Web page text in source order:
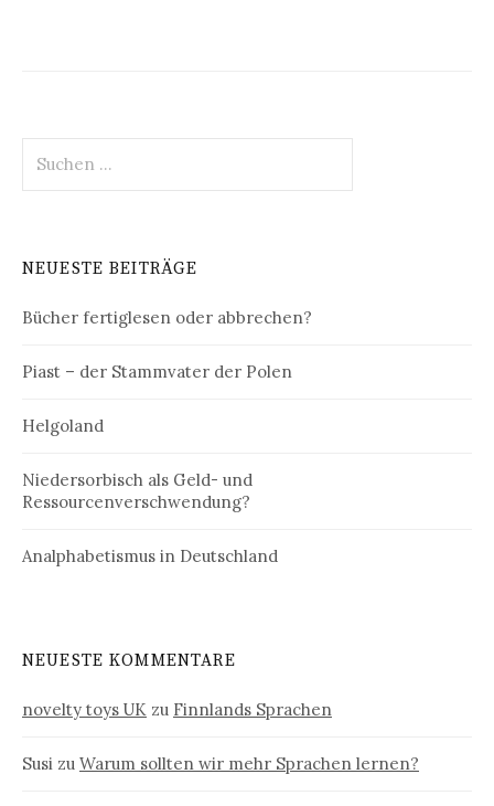
nach:
NEUESTE BEITRÄGE
Bücher fertiglesen oder abbrechen?
Piast – der Stammvater der Polen
Helgoland
Niedersorbisch als Geld- und
Ressourcenverschwendung?
Analphabetismus in Deutschland
NEUESTE KOMMENTARE
novelty toys UK zu Finnlands Sprachen
Susi zu Warum sollten wir mehr Sprachen lernen?